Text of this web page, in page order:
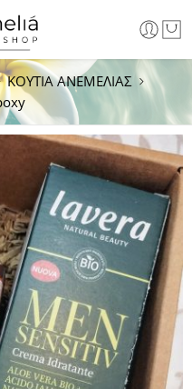
ΚΟΥΤΙΑ ΑΝΕΜΕΛΙΑΣ